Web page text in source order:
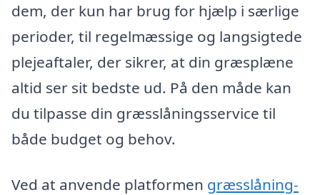
dem, der kun har brug for hjælp i særlige
perioder, til regelmæssige og langsigtede
plejeaftaler, der sikrer, at din græsplæne
altid ser sit bedste ud. På den måde kan
du tilpasse din græsslåningsservice til
både budget og behov.
Ved at anvende platformen græsslåning-